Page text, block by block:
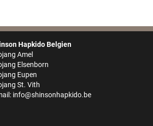
Hapkido Belgien
Amel
Elsenborn
Eupen
St. Vith
info@shinsonhapkido.be